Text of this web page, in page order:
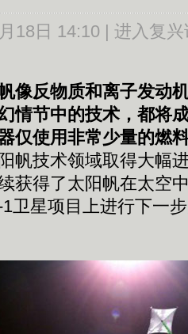
18日 14:10 | 进入复兴
像反物质和离子发动
情节中的技术，都将
仅使用非常少量的燃
帆技术领域取得大幅
获得了太阳帆在太空
卫星项目上进行下一